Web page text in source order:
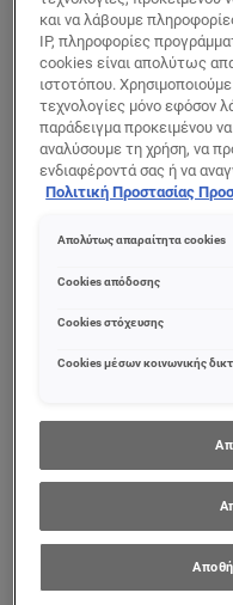
Μακριές και
Πυκνές
Βλεφαρίδες
0/5
ΠΡΟΒΟΛΉ ΠΡΟΪΌΝΤΟΣ
Paradise
και να λάβουμε
IP, πληροφορίες
cookies είναι απολύτως
ιστοτόπου.
τεχνολογίες μόνο εφόσον
παράδειγμα προκειμένου
αναλύσουμε τη χρήση, να
ενδιαφέροντά σας ή να
σας για τη δημιουργία
διαδικτυακές προτάσεις.
(«Απόρριψη όλων») ή να
επιλογές σας
πάσα στιγμή, να ελέγξετε
Περισσότερες
Πολιτική Προστασίας
Απολύτως απαραίτητα cookies
Cookies απόδοσης
Cookies στόχευσης
Cookies μέσων κοινωνικής